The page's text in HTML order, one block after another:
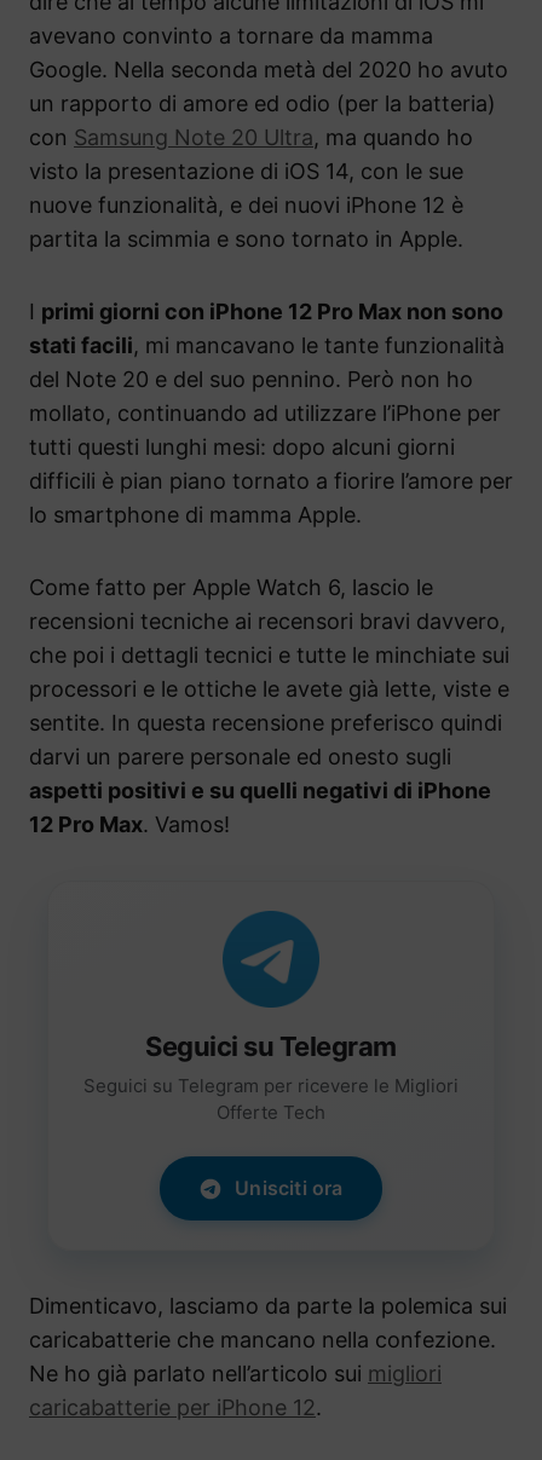
avevano convinto a tornare da mamma
Google. Nella seconda metà del 2020 ho avuto
un rapporto di amore ed odio (per la batteria)
con Samsung Note 20 Ultra, ma quando ho
visto la presentazione di iOS 14, con le sue
nuove funzionalità, e dei nuovi iPhone 12 è
partita la scimmia e sono tornato in Apple.
I primi giorni con iPhone 12 Pro Max non sono
stati facili, mi mancavano le tante funzionalità
del Note 20 e del suo pennino. Però non ho
mollato, continuando ad utilizzare l’iPhone per
tutti questi lunghi mesi: dopo alcuni giorni
difficili è pian piano tornato a fiorire l’amore per
lo smartphone di mamma Apple.
Come fatto per Apple Watch 6, lascio le
recensioni tecniche ai recensori bravi davvero,
che poi i dettagli tecnici e tutte le minchiate sui
processori e le ottiche le avete già lette, viste e
sentite. In questa recensione preferisco quindi
darvi un parere personale ed onesto sugli
aspetti positivi e su quelli negativi di iPhone
12 Pro Max. Vamos!
Seguici su Telegram
Seguici su Telegram per ricevere le Migliori
Offerte Tech
Unisciti ora
Dimenticavo, lasciamo da parte la polemica sui
caricabatterie che mancano nella confezione.
Ne ho già parlato nell’articolo sui migliori
caricabatterie per iPhone 12.